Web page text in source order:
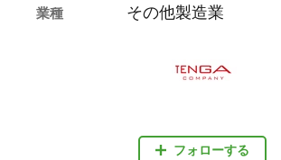
フォローする
業種 その他製造業